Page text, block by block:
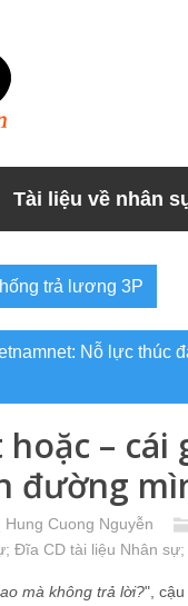
Tài liệu về nhân
trả lương 3P
Nỗ lực thúc
– cái
đường
Hung Cuong Nguyễn
; Đĩa CD tài liệu Nhân sự;
mà không trả lời?",